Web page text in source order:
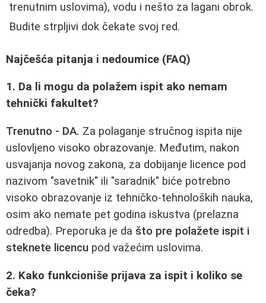
trenutnim uslovima), vodu i nešto za lagani obrok.
Budite strpljivi dok čekate svoj red.
Najčešća pitanja i nedoumice (FAQ)
1. Da li mogu da polažem ispit ako nemam
tehnički fakultet?
Trenutno - DA. Za polaganje stručnog ispita nije
uslovljeno visoko obrazovanje. Međutim, nakon
usvajanja novog zakona, za dobijanje licence pod
nazivom "savetnik" ili "saradnik" biće potrebno
visoko obrazovanje iz tehničko-tehnoloških nauka,
osim ako nemate pet godina iskustva (prelazna
odredba). Preporuka je da što pre polažete ispit i
steknete licencu pod važećim uslovima.
2. Kako funkcioniše prijava za ispit i koliko se
čeka?